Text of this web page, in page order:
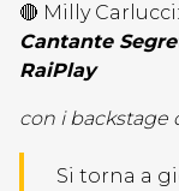
🔴 Milly Carlucci:
Cantante
RaiPlay
con i backstage
Si torna a